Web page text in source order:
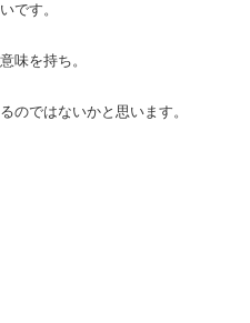
です。
味を持ち。
のではないかと思います。